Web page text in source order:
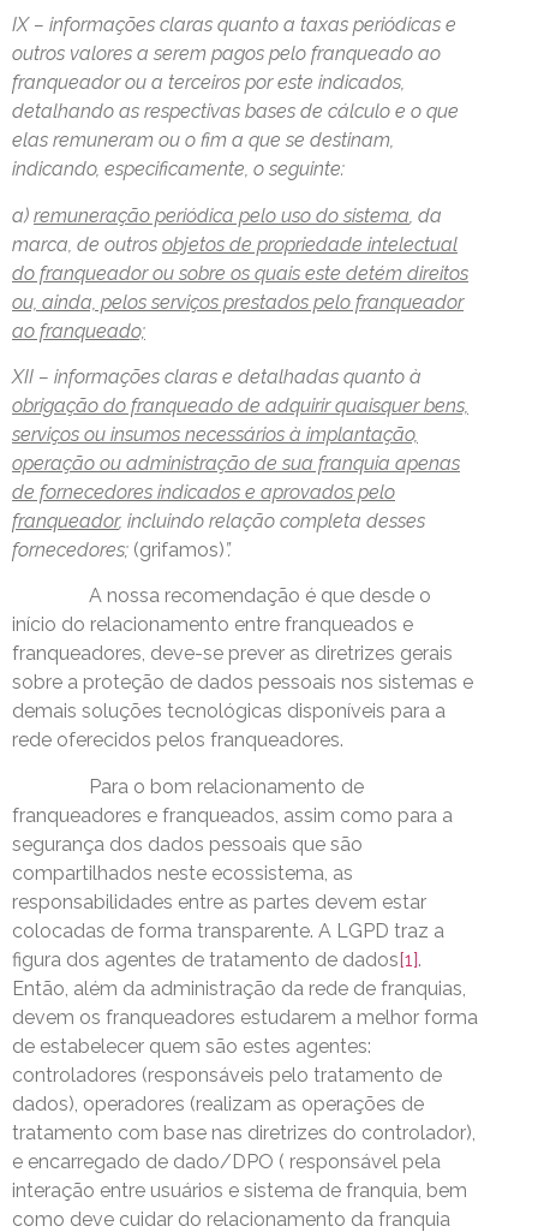
IX – informações claras quanto a taxas periódicas e
outros valores a serem pagos pelo franqueado ao
franqueador ou a terceiros por este indicados,
detalhando as respectivas bases de cálculo e o que
elas remuneram ou o fim a que se destinam,
indicando, especificamente, o seguinte:
a) remuneração periódica pelo uso do sistema , da
marca, de outros objetos de propriedade intelectual
do franqueador ou sobre os quais este detém direitos
ou, ainda, pelos serviços prestados pelo franqueador
ao franqueado;
XII – informações claras e detalhadas quanto à
obrigação do franqueado de adquirir quaisquer bens,
serviços ou insumos necessários à implantação,
operação ou administração de sua franquia apenas
de fornecedores indicados e aprovados pelo
franqueador, incluindo relação completa desses
fornecedores; (grifamos)”.
A nossa recomendação é que desde o
início do relacionamento entre franqueados e
franqueadores, deve-se prever as diretrizes gerais
sobre a proteção de dados pessoais nos sistemas e
demais soluções tecnológicas disponíveis para a
rede oferecidos pelos franqueadores.
Para o bom relacionamento de
franqueadores e franqueados, assim como para a
segurança dos dados pessoais que são
compartilhados neste ecossistema, as
responsabilidades entre as partes devem estar
colocadas de forma transparente. A LGPD traz a
figura dos agentes de tratamento de dados[1].
Então, além da administração da rede de franquias,
devem os franqueadores estudarem a melhor forma
de estabelecer quem são estes agentes:
controladores (responsáveis pelo tratamento de
dados), operadores (realizam as operações de
tratamento com base nas diretrizes do controlador),
e encarregado de dado/DPO ( responsável pela
interação entre usuários e sistema de franquia, bem
como deve cuidar do relacionamento da franquia